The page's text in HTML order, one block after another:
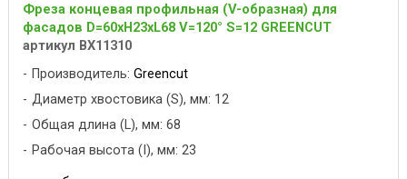
Фреза концевая профильная (V-образная) для
фасадов D=60xH23xL68 V=120° S=12 GREENCUT
артикул BX11310
Производитель: Greencut
Диаметр хвостовика (S), мм: 12
Общая длина (L), мм: 68
Рабочая высота (I), мм: 23